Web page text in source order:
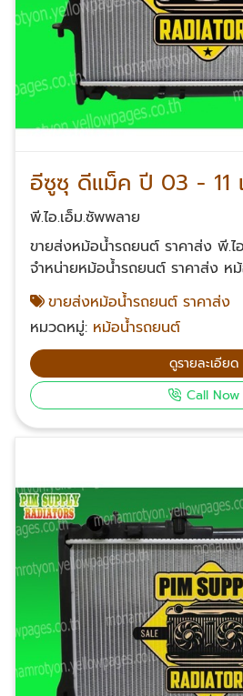
อีซูซุ ดีแม็ค ปี 03 - 11
พี.ไอ.เอ็ม.ซัพพลาย
ขายส่งหม้อน้ำรถยนต์ ราคาส่ง พี.ไอ.เอ็ม.ซัพพลาย
จำหน่ายหม้อน้ำรถยนต์ ราคาส่ง
น้ำรถโตโยต้า TOYOTA หม้อน้ำฮอ
รถนิสสัน NISSAN หม้อน้ำอีซูซุ
MITSUBISHI หม้อน้ำมาสด้า
Suzuki หม้อน้ำรถซูบารุ Subaru
Ford หม้อน้ำรถเชฟโรเลต
KIA หม้อน้ำรถฮุนได เฮชวัน หม้อน้
เอ็กโซล่า หม้อน้ำรถบีเอ็ม หม้อน้ำร
2453, 099-326-4142 Email: suriyonl@yahoo.com
Facebook: พี.ไอ.เอ็ม.ซัพพลาย ห
ขายส่งหม้อน้ำรถยนต์ ราคาส่ง
หมวดหมู่: หม้อน้ำรถยนต์
ดูรายละเอียด
Call Now